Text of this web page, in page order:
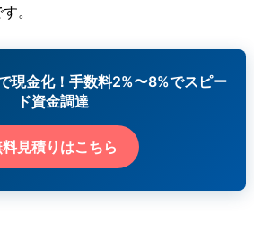
。
現金化！手数料2%〜8%でスピー
ド資金調達
見積りはこちら